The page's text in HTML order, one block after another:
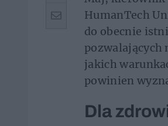
HumanTech
do obecnie
pozwalających
jakich
powinien
Dla